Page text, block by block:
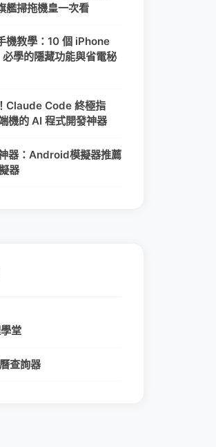
艦掃拖機皇一次看
機教學：10 個 iPhone
學的隱藏功能與省電秘
Claude Code 終極指
機的 AI 程式開發神器
器：Android模擬器推薦
器
堂
查詢器